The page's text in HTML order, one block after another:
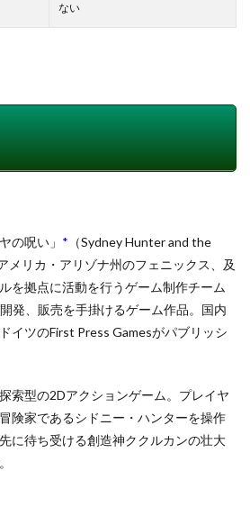
ない
の呪い」 * （Sydney Hunter and the
メリカ・アリゾナ州のフェニックス、及
を拠点に活動を行うゲーム制作チーム
発、販売を手掛けるゲーム作品。国内
イツのFirst Press Gamesがパブリッシ
索型の2Dアクションゲーム。プレイヤ
険家であるシドニー・ハンターを操作
に待ち受ける創造神ククルカンの壮大